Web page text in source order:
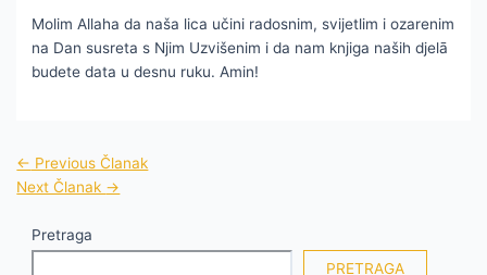
Molim Allaha da naša lica učini radosnim, svijetlim i ozarenim
na Dan susreta s Njim Uzvišenim i da nam knjiga naših djelā
budete data u desnu ruku. Amin!
← Previous Članak
Next Članak →
Pretraga
PRETRAGA